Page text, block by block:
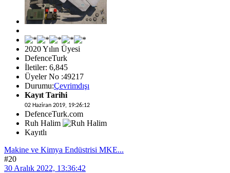
2020 Yılın Üyesi
DefenceTurk
İletiler: 6,845
Üyeler No :49217
Durumu:Çevrimdışı
Kayıt Tarihi
02 Haziran 2019, 19:26:12
DefenceTurk.com
Ruh Halim
Kayıtlı
Makine ve Kimya Endüstrisi MKE...
#20
30 Aralık 2022, 13:36:42